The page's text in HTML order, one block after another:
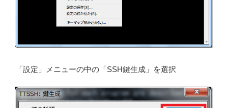
「設定」メニューの中の「SSH鍵生成」を選択